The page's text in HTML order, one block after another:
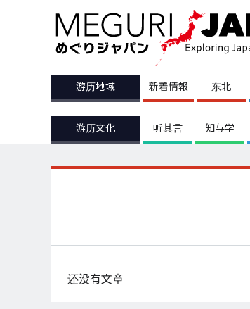
游历地域 新着情報 东北
游历文化 听其言 知与学
还没有文章